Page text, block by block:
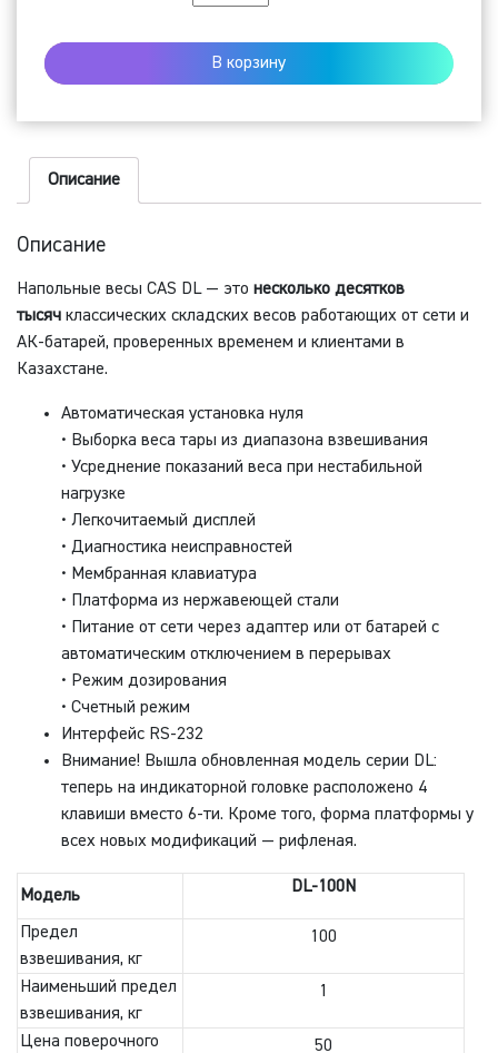
Напольные
весы
В корзину
Описание
Описание
Напольные весы CAS DL — это несколько десятков
тысяч классических складских весов работающих от сети и
АК-батарей, проверенных временем и клиентами в
Казахстане.
Автоматическая установка нуля
• Выборка веса тары из диапазона взвешивания
• Усреднение показаний веса при нестабильной
нагрузке
• Легкочитаемый дисплей
• Диагностика неисправностей
• Мембранная клавиатура
• Платформа из нержавеющей стали
• Питание от сети через адаптер или от батарей с
автоматическим отключением в перерывах
• Режим дозирования
• Счетный режим
Интерфейс RS-232
Внимание! Вышла обновленная модель серии DL:
теперь на индикаторной головке расположено 4
клавиши вместо 6-ти. Кроме того, форма платформы у
всех новых модификаций — рифленая.
Модель DL-100N
Предел
взвешивания, кг
100
Наименьший предел
взвешивания, кг
1
Цена поверочного 50